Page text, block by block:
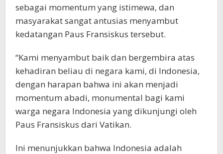
sebagai momentum yang istimewa, dan
masyarakat sangat antusias menyambut
kedatangan Paus Fransiskus tersebut.
“Kami menyambut baik dan bergembira atas
kehadiran beliau di negara kami, di Indonesia,
dengan harapan bahwa ini akan menjadi
momentum abadi, monumental bagi kami
warga negara Indonesia yang dikunjungi oleh
Paus Fransiskus dari Vatikan.
Ini menunjukkan bahwa Indonesia adalah